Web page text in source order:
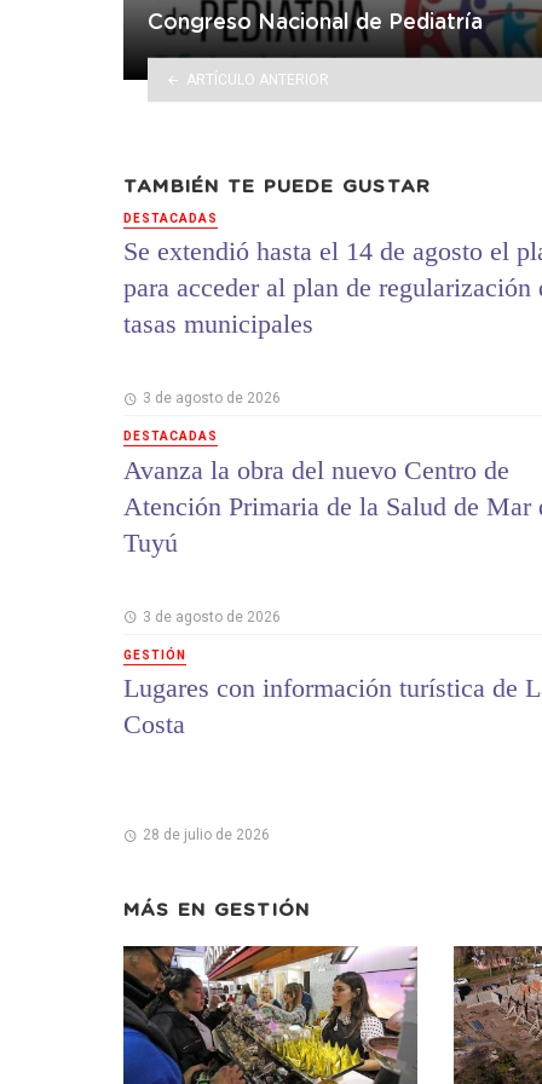
Congreso Nacional de Pediatría
ARTÍCULO ANTERIOR
TAMBIÉN TE PUEDE GUSTAR
DESTACADAS
Se extendió hasta el 14 de agosto el
para acceder al plan de regularización
tasas municipales
3 de agosto de 2026
DESTACADAS
Avanza la obra del nuevo Centro de
Atención Primaria de la Salud de Mar
Tuyú
3 de agosto de 2026
GESTIÓN
Lugares con información turística de
Costa
28 de julio de 2026
MÁS EN GESTIÓN